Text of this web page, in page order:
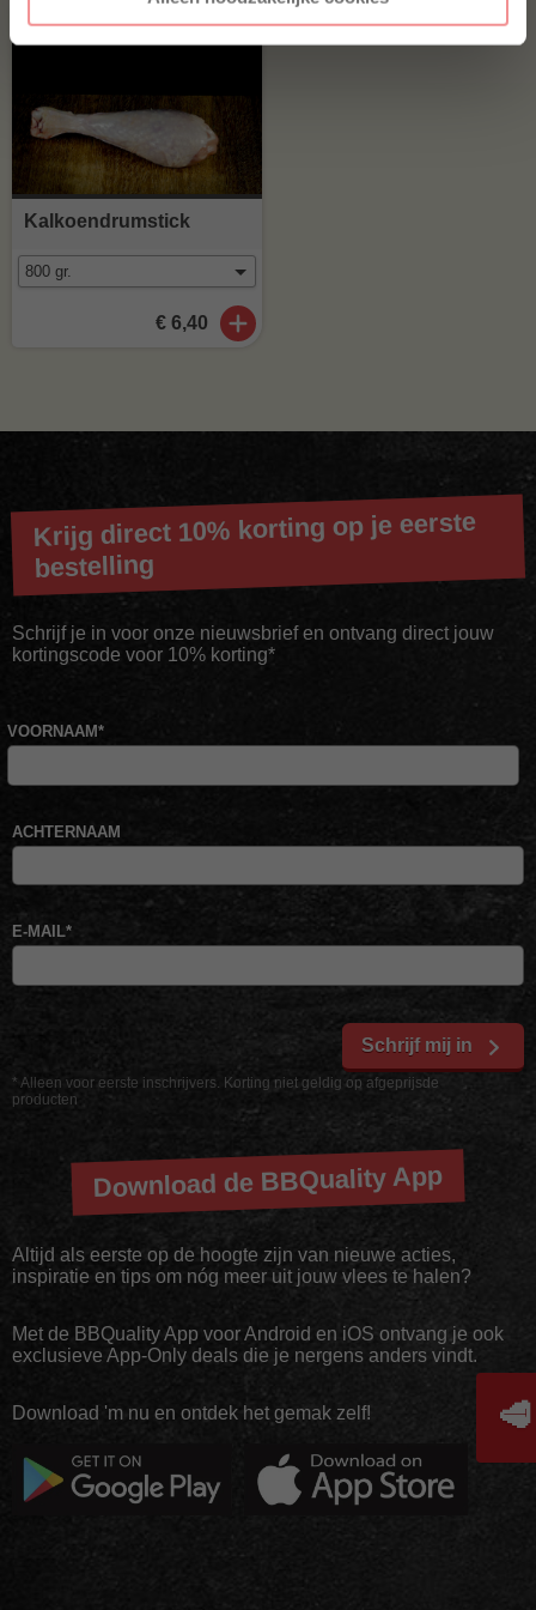
Kalkoendrumstick
€ 6,40
Krijg direct 10% korting op je eerste
bestelling
Schrijf je in voor onze nieuwsbrief en ontvang direct jouw
kortingscode voor 10% korting*
* Alleen voor eerste inschrijvers. Korting niet geldig op afgeprijsde
producten
VOORNAAM*
ACHTERNAAM
E-MAIL*
Schrijf mij in
Download de BBQuality App
Altijd als eerste op de hoogte zijn van nieuwe acties,
inspiratie en tips om nóg meer uit jouw vlees te halen?
Met de BBQuality App voor Android en iOS ontvang je ook
exclusieve App-Only deals die je nergens anders vindt.
Download 'm nu en ontdek het gemak zelf! 🥩